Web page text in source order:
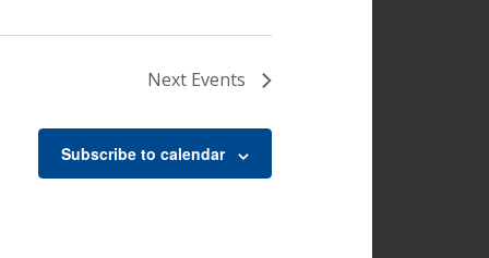
Next Events
Subscribe to calendar